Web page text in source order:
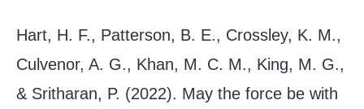
Hart, H. F., Patterson, B. E., Crossley, K. M.,
Culvenor, A. G., Khan, M. C. M., King, M. G.,
& Sritharan, P. (2022). May the force be with